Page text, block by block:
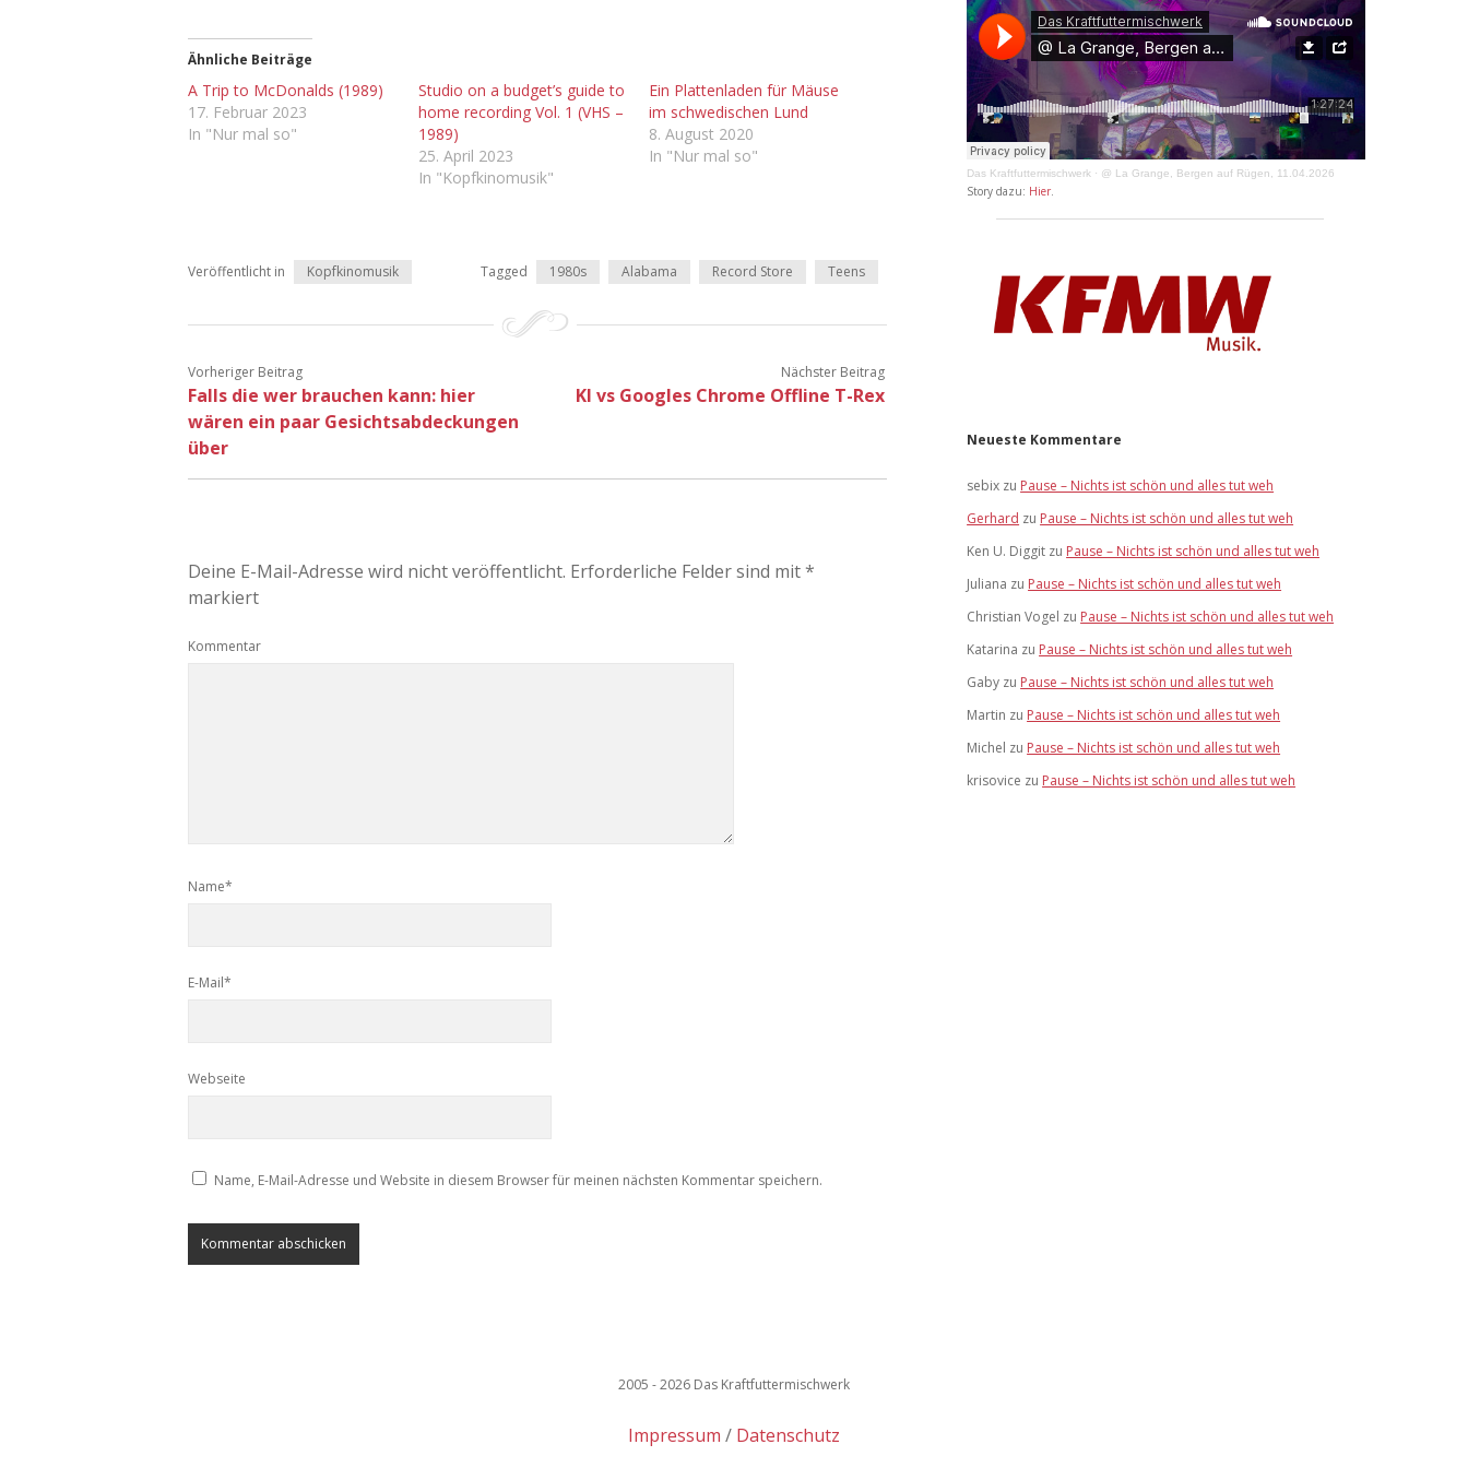
Ähnliche Beiträge
A Trip to McDonalds (1989)
17. Februar 2023
In "Nur mal so"
Studio on a budget’s guide to
home recording Vol. 1 (VHS –
1989)
25. April 2023
In "Kopfkinomusik"
Ein Plattenladen für Mäuse
im schwedischen Lund
8. August 2020
In "Nur mal so"
Veröffentlicht in Kopfkinomusik Tagged 1980s Alabama Record Store Teens
Vorheriger Beitrag
Falls die wer brauchen kann: hier
wären ein paar Gesichtsabdeckungen
über
Nächster Beitrag
KI vs Googles Chrome Offline T-Rex
Deine E-Mail-Adresse wird nicht veröffentlicht. Erforderliche Felder sind mit*
markiert
Kommentar
Name*
E-Mail*
Webseite
Name, E-Mail-Adresse und Website in diesem Browser für meinen nächsten Kommentar speichern.
Das Kraftfuttermischwerk · @ La Grange, Bergen auf Rügen, 11.04.2026
Story dazu: Hier.
Neueste Kommentare
sebix zu Pause – Nichts ist schön und alles tut weh
Gerhard zu Pause – Nichts ist schön und alles tut weh
Ken U. Diggit zu Pause – Nichts ist schön und alles tut weh
Juliana zu Pause – Nichts ist schön und alles tut weh
Christian Vogel zu Pause – Nichts ist schön und alles tut weh
Katarina zu Pause – Nichts ist schön und alles tut weh
Gaby zu Pause – Nichts ist schön und alles tut weh
Martin zu Pause – Nichts ist schön und alles tut weh
Michel zu Pause – Nichts ist schön und alles tut weh
krisovice zu Pause – Nichts ist schön und alles tut weh
2005 - 2026 Das Kraftfuttermischwerk
Impressum Datenschutz